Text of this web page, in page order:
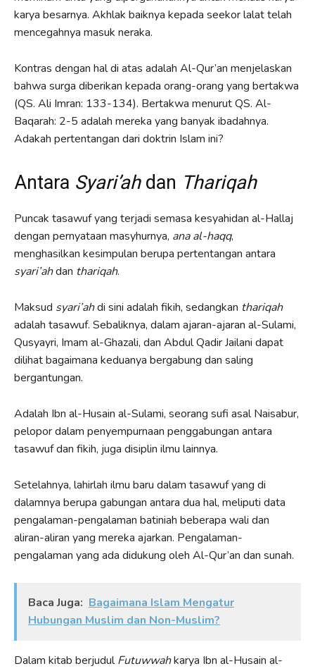
karya besarnya. Akhlak baiknya kepada seekor lalat telah
mencegahnya masuk neraka.
Kontras dengan hal di atas adalah Al-Qur’an menjelaskan
bahwa surga diberikan kepada orang-orang yang bertakwa
(QS. Ali Imran: 133-134). Bertakwa menurut QS. Al-
Baqarah: 2-5 adalah mereka yang banyak ibadahnya.
Adakah pertentangan dari doktrin Islam ini?
Antara Syari’ahdan Thariqah
Puncak tasawuf yang terjadi semasa kesyahidan al-Hallaj
dengan pernyataan masyhurnya, ana al-haqq,
menghasilkan kesimpulan berupa pertentangan antara
syari’ahdan thariqah.
Maksud syari’ahdi sini adalah fikih, sedangkan thariqah
adalah tasawuf. Sebaliknya, dalam ajaran-ajaran al-Sulami,
Qusyayri, Imam al-Ghazali, dan Abdul Qadir Jailani dapat
dilihat bagaimana keduanya bergabung dan saling
bergantungan.
Adalah Ibn al-Husain al-Sulami, seorang sufi asal Naisabur,
pelopor dalam penyempurnaan penggabungan antara
tasawuf dan fikih, juga disiplin ilmu lainnya.
Setelahnya, lahirlah ilmu baru dalam tasawuf yang di
dalamnya berupa gabungan antara dua hal, meliputi data
pengalaman-pengalaman batiniah beberapa wali dan
aliran-aliran yang mereka ajarkan. Pengalaman-
pengalaman yang ada didukung oleh Al-Qur’an dan sunah.
Baca Juga: Bagaimana Islam Mengatur
Hubungan Muslim dan Non-Muslim?
Dalam kitab berjudulFutuwwahkarya Ibn al-Husain al-